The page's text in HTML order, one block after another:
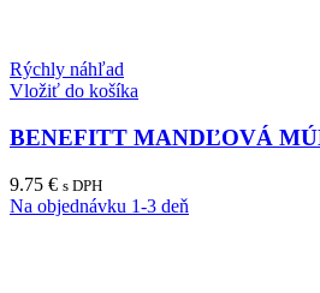
Rýchly náhľad
Vložiť do košíka
BENEFITT MANDĽOVÁ
9.75 € s DPH
Na objednávku 1-3 deň